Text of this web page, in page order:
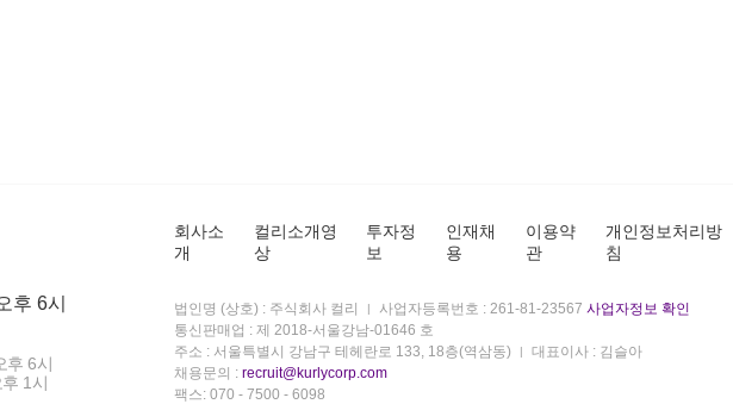
후 6시
후 6시
1시
회사소
개
컬리소개영
상
투자정
보
인재채
용
이용약
관
개인정보처리방
침
법인명 (상호) : 주식회사 컬리 사업자등록번호 : 261-81-23567 사업자정보 확인
통신판매업 : 제 2018-서울강남-01646 호
주소 : 서울특별시 강남구 테헤란로 133, 18층(역삼동)
대표이사 : 김슬아
채용문의 : recruit@kurlycorp.com
팩스: 070 - 7500 - 6098